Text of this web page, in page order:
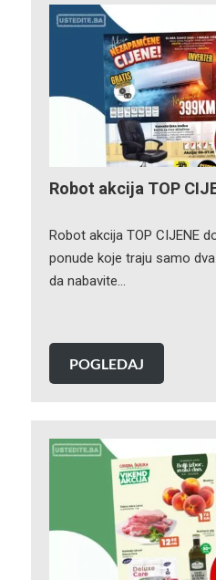
Robot akcija TOP
Robot akcija TOP CIJENE
ponude koje traju samo
da nabavite…
POGLEDAJ